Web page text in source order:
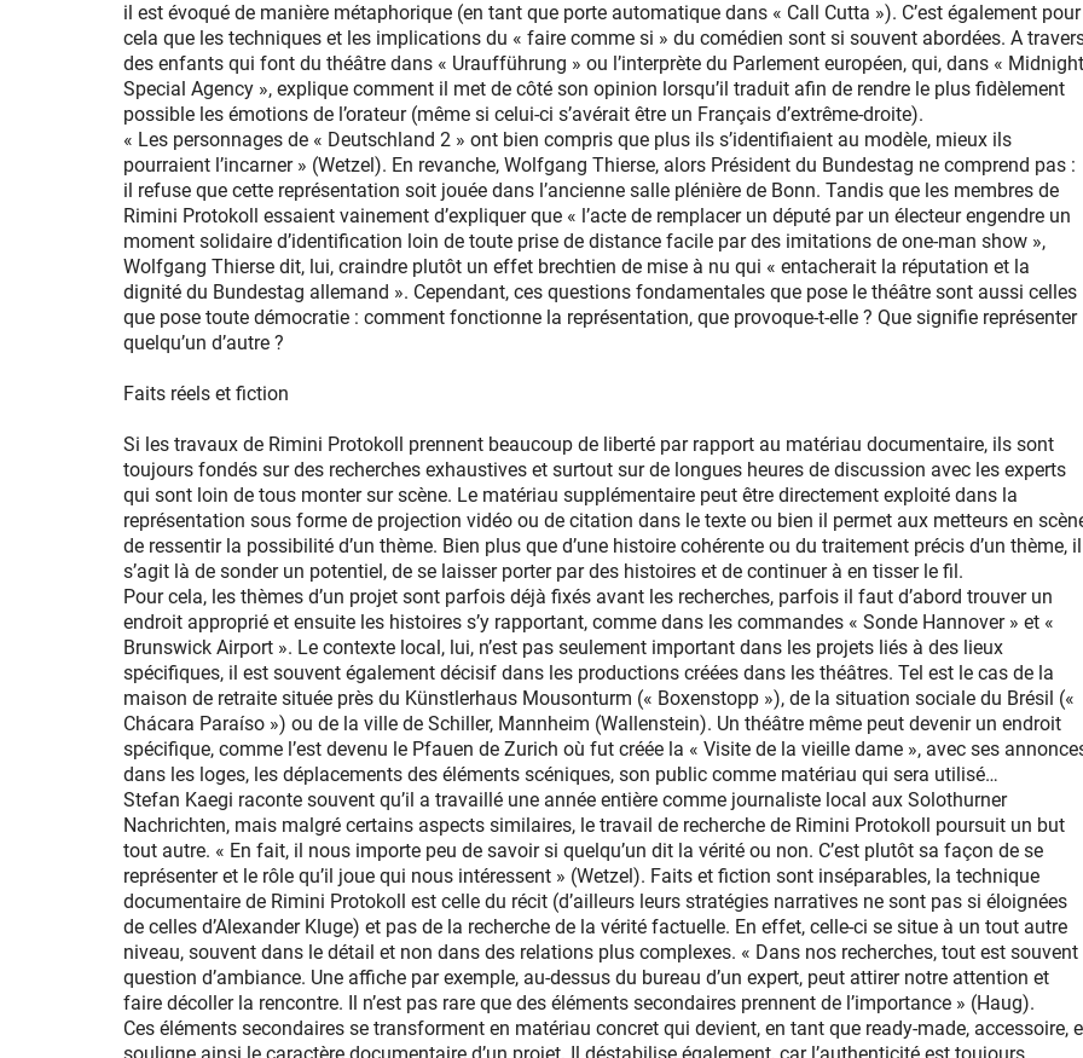
il est évoqué de manière métaphorique (en tant que porte automatique dans « Call Cutta »). C’est également pour
cela que les techniques et les implications du « faire comme si » du comédien sont si souvent abordées. A
des enfants qui font du théâtre dans « Uraufführung » ou l’interprète du Parlement européen, qui, dans « Midnight
Special Agency », explique comment il met de côté son opinion lorsqu’il traduit afin de rendre le plus fidèlement
possible les émotions de l’orateur (même si celui-ci s’avérait être un Français d’extrême-droite).
« Les personnages de « Deutschland 2 » ont bien compris que plus ils s’identifiaient au modèle, mieux ils
pourraient l’incarner » (Wetzel). En revanche, Wolfgang Thierse, alors Président du Bundestag ne comprend pas :
il refuse que cette représentation soit jouée dans l’ancienne salle plénière de Bonn. Tandis que les membres de
Rimini Protokoll essaient vainement d’expliquer que « l’acte de remplacer un député par un électeur engendre un
moment solidaire d’identification loin de toute prise de distance facile par des imitations de one-man show »,
Wolfgang Thierse dit, lui, craindre plutôt un effet brechtien de mise à nu qui « entacherait la réputation et la
dignité du Bundestag allemand ». Cependant, ces questions fondamentales que pose le théâtre sont aussi celles
que pose toute démocratie : comment fonctionne la représentation, que provoque-t-elle ? Que signifie représenter
quelqu’un d’autre ?
Faits réels et fiction
Si les travaux de Rimini Protokoll prennent beaucoup de liberté par rapport au matériau documentaire, ils sont
toujours fondés sur des recherches exhaustives et surtout sur de longues heures de discussion avec les experts
qui sont loin de tous monter sur scène. Le matériau supplémentaire peut être directement exploité dans la
représentation sous forme de projection vidéo ou de citation dans le texte ou bien il permet aux metteurs en
de ressentir la possibilité d’un thème. Bien plus que d’une histoire cohérente ou du traitement précis d’un thème, il
s’agit là de sonder un potentiel, de se laisser porter par des histoires et de continuer à en tisser le fil.
Pour cela, les thèmes d’un projet sont parfois déjà fixés avant les recherches, parfois il faut d’abord trouver un
endroit approprié et ensuite les histoires s’y rapportant, comme dans les commandes « Sonde Hannover » et «
Brunswick Airport ». Le contexte local, lui, n’est pas seulement important dans les projets liés à des lieux
spécifiques, il est souvent également décisif dans les productions créées dans les théâtres. Tel est le cas de la
maison de retraite située près du Künstlerhaus Mousonturm (« Boxenstopp »), de la situation sociale du Brésil («
Chácara Paraíso ») ou de la ville de Schiller, Mannheim (Wallenstein). Un théâtre même peut devenir un endroit
spécifique, comme l’est devenu le Pfauen de Zurich où fut créée la « Visite de la vieille dame », avec ses
dans les loges, les déplacements des éléments scéniques, son public comme matériau qui sera utilisé…
Stefan Kaegi raconte souvent qu’il a travaillé une année entière comme journaliste local aux Solothurner
Nachrichten, mais malgré certains aspects similaires, le travail de recherche de Rimini Protokoll poursuit un but
tout autre. « En fait, il nous importe peu de savoir si quelqu’un dit la vérité ou non. C’est plutôt sa façon de se
représenter et le rôle qu’il joue qui nous intéressent » (Wetzel). Faits et fiction sont inséparables, la technique
documentaire de Rimini Protokoll est celle du récit (d’ailleurs leurs stratégies narratives ne sont pas si éloignées
de celles d’Alexander Kluge) et pas de la recherche de la vérité factuelle. En effet, celle-ci se situe à un tout autre
niveau, souvent dans le détail et non dans des relations plus complexes. « Dans nos recherches, tout est souvent
question d’ambiance. Une affiche par exemple, au-dessus du bureau d’un expert, peut attirer notre attention et
faire décoller la rencontre. Il n’est pas rare que des éléments secondaires prennent de l’importance » (Haug).
Ces éléments secondaires se transforment en matériau concret qui devient, en tant que ready-made, accessoire,